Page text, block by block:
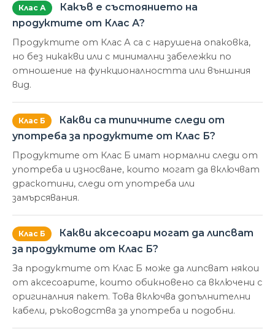
Клас А
Какъв е състоянието на
продуктите от Клас А?
Продуктите от Клас А са с нарушена опаковка,
но без никакви или с минимални забележки по
отношение на функционалността или външния
вид.
Клас Б
Какви са типичните следи от
употреба за продуктите от Клас Б?
Продуктите от Клас Б имат нормални следи от
употреба и износване, които могат да включват
драскотини, следи от употреба или
замърсявания.
Клас Б
Какви аксесоари могат да липсват
за продуктите от Клас Б?
За продуктите от Клас Б може да липсват някои
от аксесоарите, които обикновено са включени с
оригиналния пакет. Това включва допълнителни
кабели, ръководства за употреба и подобни.